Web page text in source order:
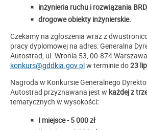
inżynieria ruchu i rozwiązania
drogowe obiekty inżynierskie.
Czekamy na zgłoszenia wraz z
pracy dyplomowej na adres: Generalna
Autostrad, ul. Wronia 53, 00-874
konkurs@gddkia.gov.plw terminie do23
Nagroda w Konkursie Generalnego
Autostrad przyznawana jest w każdej z
tematycznych w wysokości:
I miejsce - 5 000 zł